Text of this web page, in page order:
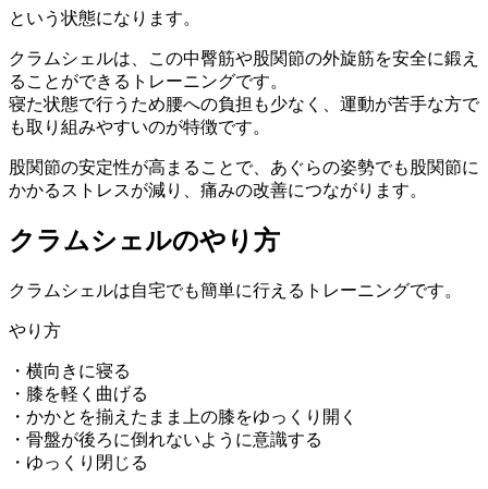
という状態になります。
クラムシェルは、この中臀筋や股関節の外旋筋を安全に鍛え
ることができるトレーニングです。
寝た状態で行うため腰への負担も少なく、運動が苦手な方で
も取り組みやすいのが特徴です。
股関節の安定性が高まることで、あぐらの姿勢でも股関節に
かかるストレスが減り、痛みの改善につながります。
クラムシェルのやり方
クラムシェルは自宅でも簡単に行えるトレーニングです。
やり方
・横向きに寝る
・膝を軽く曲げる
・かかとを揃えたまま上の膝をゆっくり開く
・骨盤が後ろに倒れないように意識する
・ゆっくり閉じる